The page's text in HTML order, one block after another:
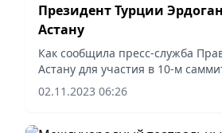
Президент Турции
Астану
Как сообщила пресс-служба
Астану для участия в 10-м
тюркских государств прибыл
Реджеп Тайип Эрдоган.
02.11.2023 06:26